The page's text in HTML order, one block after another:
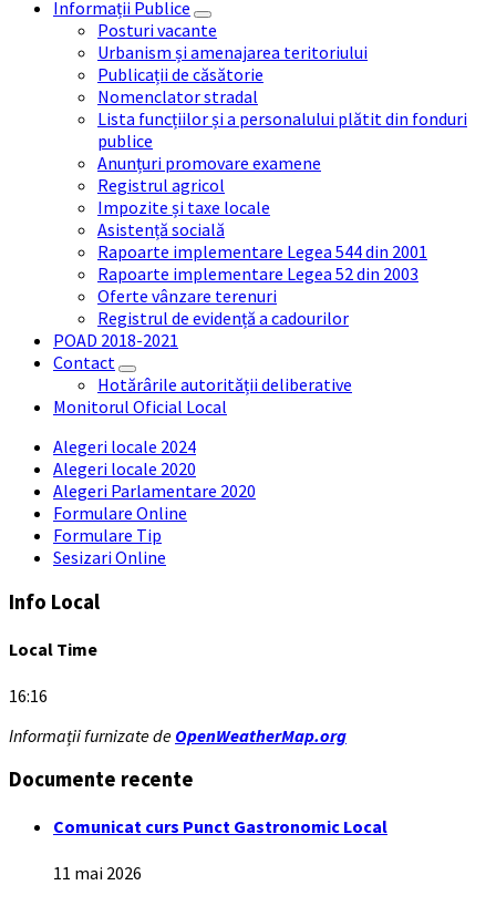
Informații Publice
Posturi vacante
Urbanism și amenajarea teritoriului
Publicații de căsătorie
Nomenclator stradal
Lista funcțiilor și a personalului plătit din fonduri
publice
Anunțuri promovare examene
Registrul agricol
Impozite și taxe locale
Asistență socială
Rapoarte implementare Legea 544 din 2001
Rapoarte implementare Legea 52 din 2003
Oferte vânzare terenuri
Registrul de evidență a cadourilor
POAD 2018-2021
Contact
Hotărârile autorității deliberative
Monitorul Oficial Local
Alegeri locale 2024
Alegeri locale 2020
Alegeri Parlamentare 2020
Formulare Online
Formulare Tip
Sesizari Online
Info Local
Local Time
16:16
Informații furnizate de OpenWeatherMap.org
Documente recente
Comunicat curs Punct Gastronomic Local
11 mai 2026